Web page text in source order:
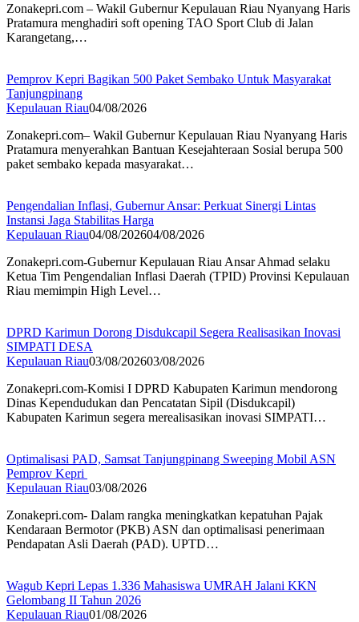
Zonakepri.com – Wakil Gubernur Kepulauan Riau Nyanyang Haris
Pratamura menghadiri soft opening TAO Sport Club di Jalan
Karangetang,…
Pemprov Kepri Bagikan 500 Paket Sembako Untuk Masyarakat
Tanjungpinang
Kepulauan Riau04/08/2026
Zonakepri.com– Wakil Gubernur Kepulauan Riau Nyanyang Haris
Pratamura menyerahkan Bantuan Kesejahteraan Sosial berupa 500
paket sembako kepada masyarakat…
Pengendalian Inflasi, Gubernur Ansar: Perkuat Sinergi Lintas
Instansi Jaga Stabilitas Harga
Kepulauan Riau04/08/202604/08/2026
Zonakepri.com-Gubernur Kepulauan Riau Ansar Ahmad selaku
Ketua Tim Pengendalian Inflasi Daerah (TPID) Provinsi Kepulauan
Riau memimpin High Level…
DPRD Karimun Dorong Disdukcapil Segera Realisasikan Inovasi
SIMPATI DESA
Kepulauan Riau03/08/202603/08/2026
Zonakepri.com-Komisi I DPRD Kabupaten Karimun mendorong
Dinas Kependudukan dan Pencatatan Sipil (Disdukcapil)
Kabupaten Karimun segera merealisasikan inovasi SIMPATI…
Optimalisasi PAD, Samsat Tanjungpinang Sweeping Mobil ASN
Pemprov Kepri
Kepulauan Riau03/08/2026
Zonakepri.com- Dalam rangka meningkatkan kepatuhan Pajak
Kendaraan Bermotor (PKB) ASN dan optimalisasi penerimaan
Pendapatan Asli Daerah (PAD). UPTD…
Wagub Kepri Lepas 1.336 Mahasiswa UMRAH Jalani KKN
Gelombang II Tahun 2026
Kepulauan Riau01/08/2026